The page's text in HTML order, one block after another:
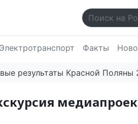
Электротранспорт Факты
Красной Поляны 2026 года